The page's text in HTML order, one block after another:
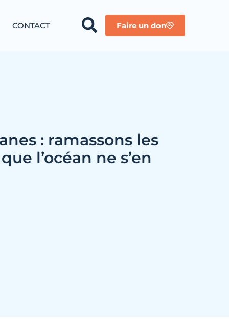
CONTACT Faire un don
: ramassons les
l’océan ne s’en